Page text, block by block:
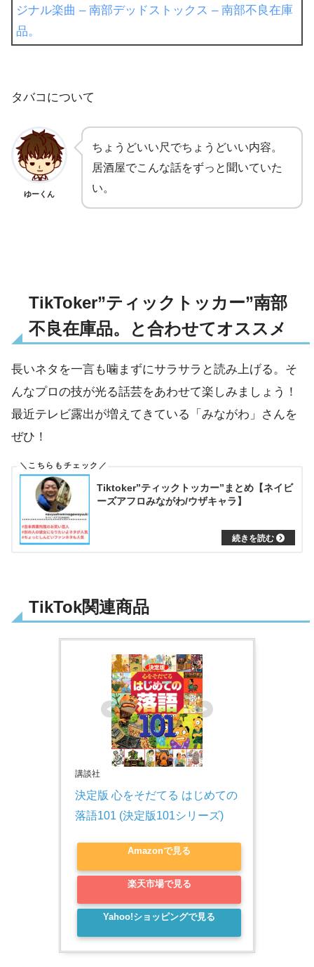
ジナル楽曲 – 南部デッドストックス – 南部不良在庫
品。
タバコについて
ゆーくん
ちょうどいい尺でちょうどいい内容。
居酒屋でこんな話をずっと聞いていた
い。
TikToker”ティックトッカー”南部
不良在庫品。と合わせてオススメ
長いネタを一言も噛まずにサラサラと読み上げる。そ
んなプロの技が光る話芸をあわせて楽しみましょう！
最近テレビ露出が増えてきている「みながわ」さんを
ぜひ！
Tiktoker”ティックトッカー”まとめ【ネイビ
ーズアフロみながわ/ウザキャラ】
TikTok関連商品
講談社
決定版 心をそだてる はじめての
落語101 (決定版101シリーズ)
Amazonで見る
楽天市場で見る
Yahoo!ショッピングで見る